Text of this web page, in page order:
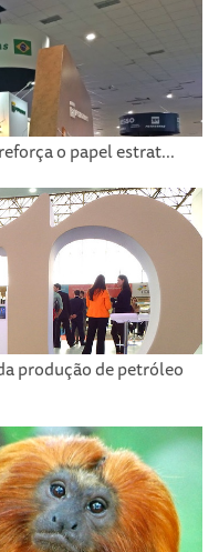
o papel estrat...
produção de petróleo